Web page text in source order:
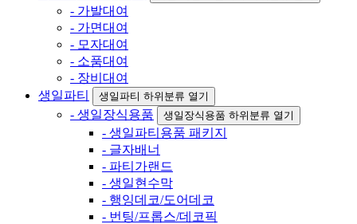
- 가발대여
- 가면대여
- 모자대여
- 소품대여
- 장비대여
생일파티
생일파티 하위분류 열기
- 생일장식용품 생일장식용품 하위분류 열기
- 생일파티용품 패키지
- 글자배너
- 파티가랜드
- 생일현수막
- 행잉데코/도어데코
- 번팅/프롭스/데코픽